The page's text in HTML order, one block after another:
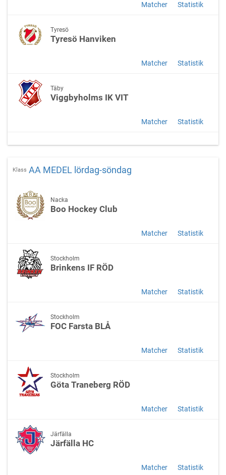
Matcher Statistik
Tyresö
Tyresö Hanviken
Matcher Statistik
Täby
Viggbyholms IK VIT
Matcher Statistik
Klass AA MEDEL lördag-söndag
Nacka
Boo Hockey Club
Matcher Statistik
Stockholm
Brinkens IF RÖD
Matcher Statistik
Stockholm
FOC Farsta BLÅ
Matcher Statistik
Stockholm
Göta Traneberg RÖD
Matcher Statistik
Järfälla
Järfälla HC
Matcher Statistik